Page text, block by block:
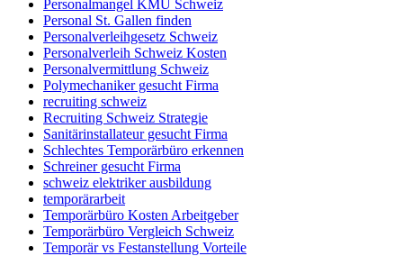
Personalmangel KMU Schweiz
Personal St. Gallen finden
Personalverleihgesetz Schweiz
Personalverleih Schweiz Kosten
Personalvermittlung Schweiz
Polymechaniker gesucht Firma
recruiting schweiz
Recruiting Schweiz Strategie
Sanitärinstallateur gesucht Firma
Schlechtes Temporärbüro erkennen
Schreiner gesucht Firma
schweiz elektriker ausbildung
temporärarbeit
Temporärbüro Kosten Arbeitgeber
Temporärbüro Vergleich Schweiz
Temporär vs Festanstellung Vorteile